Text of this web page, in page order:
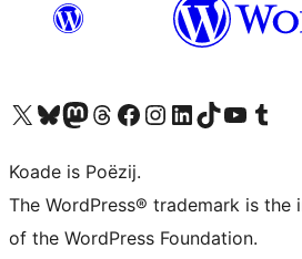
Visit our X (formerly Twitter) account
Visit our Bluesky account
Visit our Mastodon account
Visit our Threads account
Besykje ús Facebook sideBesykje ús Instagram-akkount
Besykje ús LinkedIn akkount
Visit our TikTok account
Visit our YouTube
Visit our
Koade is Poëzij.
The WordPress® trademark is
of the WordPress Foundation.